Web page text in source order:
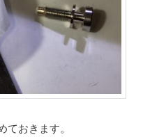
ておきます。